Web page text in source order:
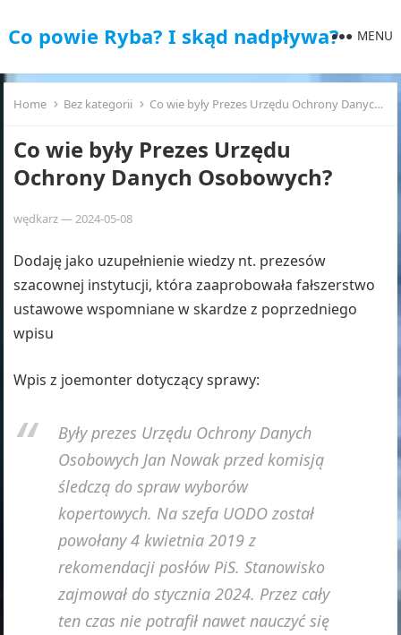
Co powie Ryba? I skąd nadpływa? MENU
Home Bez kategorii Co wie były Prezes Urzędu Ochrony Danych Osobowych?
Co wie były Prezes Urzędu
Ochrony Danych Osobowych?
wędkarz—2024-05-08
Dodaję jako uzupełnienie wiedzy nt. prezesów
szacownej instytucji, która zaaprobowała fałszerstwo
ustawowe wspomniane w skardze z poprzedniego
wpisu
Wpis z joemonter dotyczący sprawy:
Były prezes Urzędu Ochrony Danych
Osobowych Jan Nowak przed komisją
śledczą do spraw wyborów
kopertowych. Na szefa UODO został
powołany 4 kwietnia 2019 z
rekomendacji posłów PiS. Stanowisko
zajmował do stycznia 2024. Przez cały
ten czas nie potrafił nawet nauczyć się